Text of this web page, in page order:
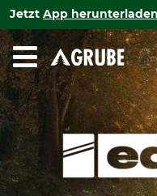
Jetzt App herunterladen